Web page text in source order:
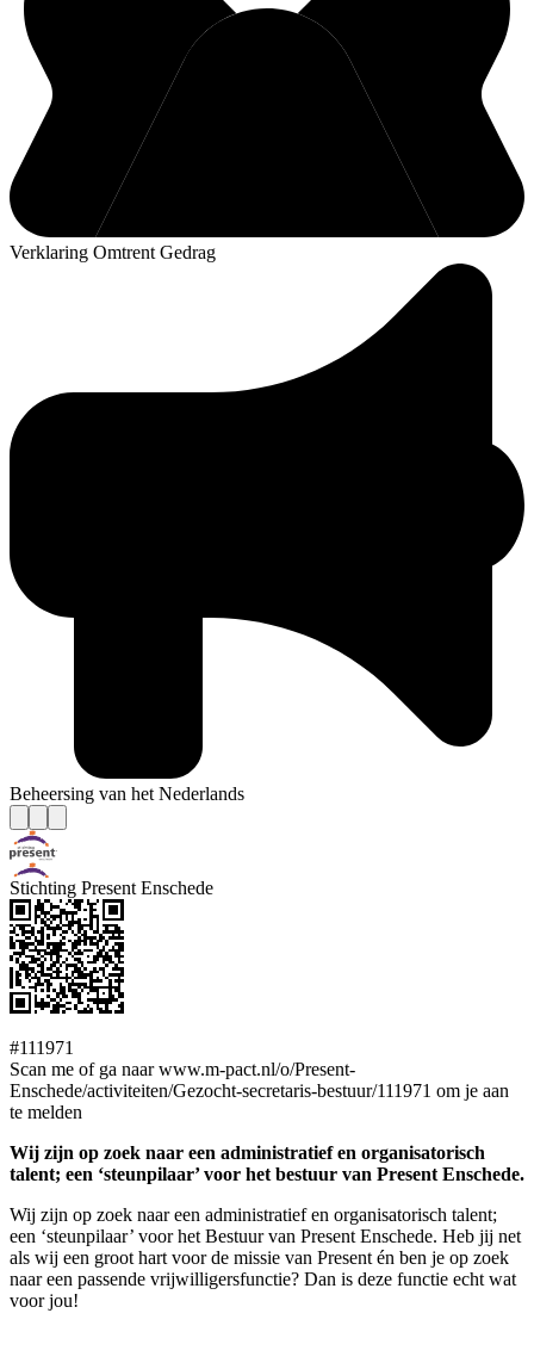
Verklaring Omtrent Gedrag
Beheersing van het Nederlands
Stichting Present Enschede
#111971
Scan me of ga naar www.m-pact.nl/o/Present-
Enschede/activiteiten/Gezocht-secretaris-bestuur/111971 om je aan
te melden
Wij zijn op zoek naar een administratief en organisatorisch
talent; een ‘steunpilaar’ voor het bestuur van Present Enschede.
Wij zijn op zoek naar een administratief en organisatorisch talent;
een ‘steunpilaar’ voor het Bestuur van Present Enschede. Heb jij net
als wij een groot hart voor de missie van Present én ben je op zoek
naar een passende vrijwilligersfunctie? Dan is deze functie echt wat
voor jou!